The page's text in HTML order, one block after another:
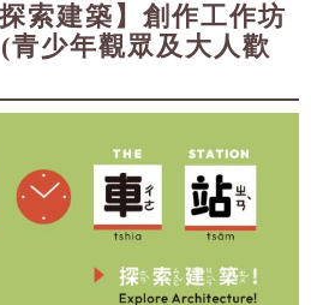
索建築】創作工作坊
少年觀眾及大人歡